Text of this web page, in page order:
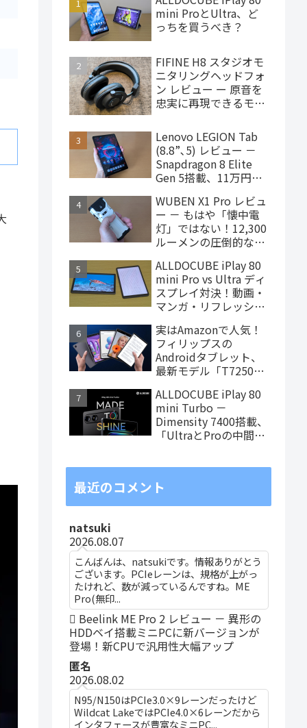
mini ProとUltra、ど
っちを買うべき？
FIFINE H8 スタジオモ
ニタリングヘッドフォ
ン レビュー ー 原音を
忠実に再現できるモニ
4,000円台で購入でき
ます
Lenovo LEGION Tab
(8.8”､5) レビュー －
Snapdragon 8 Elite
Gen 5搭載、11万円台
ゲーミングタブレット
WUBEN X1 Pro レビュ
ー － もはや「懐中電
灯」ではない！12,300
ルーメンの圧倒的な輝
LEDライト
ALLDOCUBE iPlay 80
mini Pro vs Ultra ディ
スプレイ対決！動画・
マンガ・リフレッシュ
実はAmazonで人気！
フィリップスの
Androidタブレット、
最新モデル「T7250」
ALLDOCUBE iPlay 80
mini Turbo －
Dimensity 7400搭載、
「UltraとProの中間ス
最近のコメント
natsuki
2026.08.07
こんばんは、natsukiです。情報ありがとう
ございます。PCIeレーンは、規格が上がっ
たけれど、数が減っているんですね。ME
Pro(無印...
Beelink ME Pro 2 レビュー － 異形の
HDDベイ搭載ミニPCに新バージョンが
登場！新CPUで汎用性大幅アップ
匿名
2026.08.02
N95/N150はPCIe3.0×9レーンだったけど
Wildcat LakeではPCIe4.0×6レーンだから
インタフェースが豊富なミニPC...